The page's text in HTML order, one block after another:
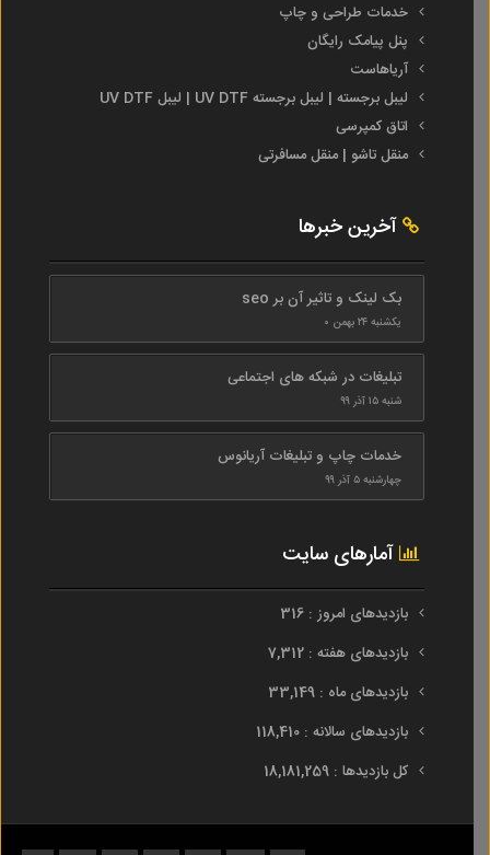
خدمات طراحی و چاپ
پنل پیامک رایگان
آریاهاست
لیبل برجسته | لیبل برجسته UV DTF | لیبل UV DTF
اتاق کمپرسی
منقل تاشو | منقل مسافرتی
آخرین خبرها
بک لینک و تاثیر آن بر seo
یکشنبه ۲۴ بهمن ۰
تبلیغات در شبکه های اجتماعی
شنبه ۱۵ آذر ۹۹
خدمات چاپ و تبلیغات آریانوس
چهارشنبه ۵ آذر ۹۹
آمارهای سایت
بازدیدهای امروز : 316
بازدیدهای هفته : 7,312
بازدیدهای ماه : 33,149
بازدیدهای سالانه : 118,410
کل بازدیدها : 18,181,259